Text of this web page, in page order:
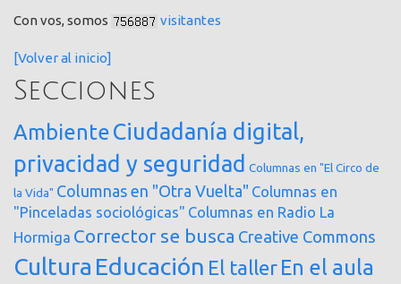
Con vos, somos visitantes
[Volver al inicio]
Secciones
AmbienteCiudadanía digital,
privacidad y seguridad Columnas en "El Circo de
la Vida" Columnas en "Otra Vuelta" Columnas en
"Pinceladas sociológicas" Columnas en Radio La
Hormiga Corrector se busca Creative Commons
Cultura Educación El taller En el aula